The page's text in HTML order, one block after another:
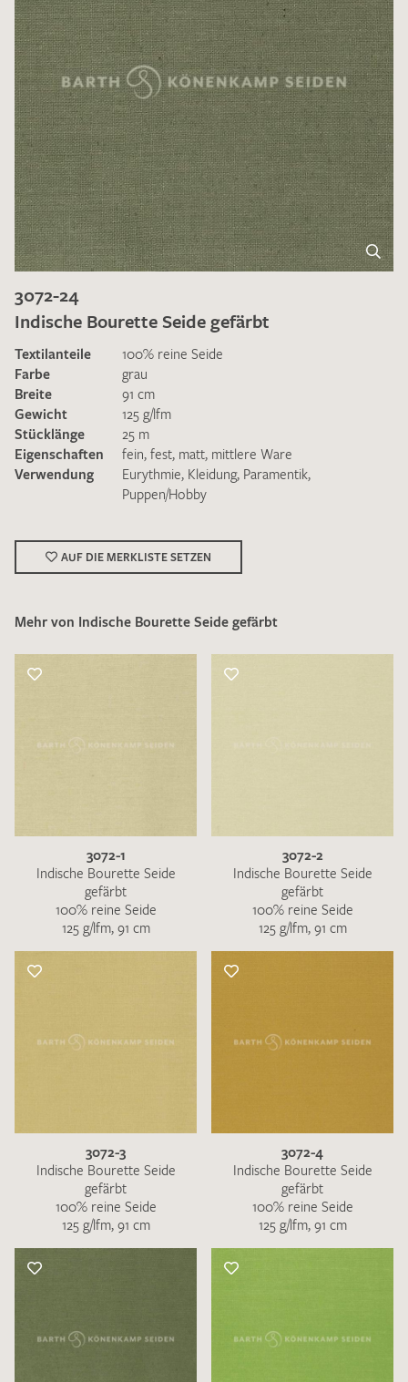
Ich bin damit einverstanden, dass meine angegebenen Daten
zur Beantwortung meiner Musteranfrage genutzt werden.
DieDatenschutzbestimmungenhabe ich zur Kenntnis
3072-24
Indische Bourette Seide gefärbt
Textilanteile
100% reine Seide
Farbe
grau
Breite
91 cm
Gewicht
125 g/lfm
Stücklänge
25 m
Eigenschaften
fein, fest, matt, mittlere Ware
Verwendung
Eurythmie, Kleidung, Paramentik,
Puppen/Hobby
AUF DIE MERKLISTE SETZEN
Mehr von Indische Bourette Seide gefärbt
3072-1
Indische Bourette Seide
gefärbt
100% reine Seide
125 g/lfm, 91 cm
3072-2
Indische Bourette Seide
gefärbt
100% reine Seide
125 g/lfm, 91 cm
3072-3
Indische Bourette Seide
gefärbt
100% reine Seide
125 g/lfm, 91 cm
3072-4
Indische Bourette Seide
gefärbt
100% reine Seide
125 g/lfm, 91 cm